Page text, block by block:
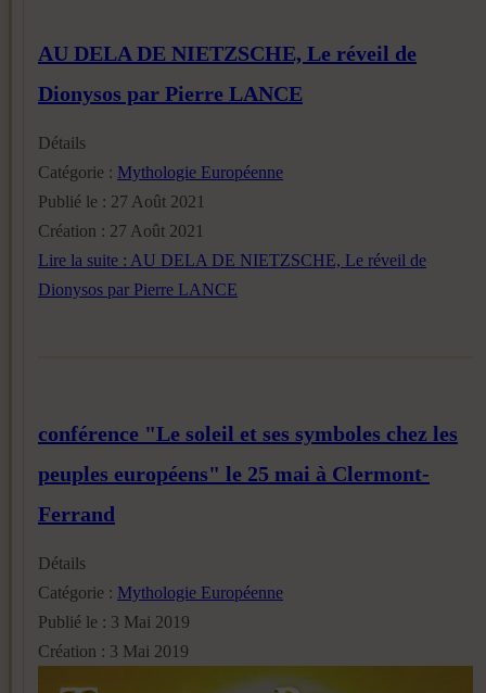
AU DELA DE NIETZSCHE, Le réveil de
Dionysos par Pierre LANCE
Détails
Catégorie : Mythologie Européenne
Publié le : 27 Août 2021
Création : 27 Août 2021
Lire la suite : AU DELA DE NIETZSCHE, Le réveil de
Dionysos par Pierre LANCE
conférence "Le soleil et ses symboles chez les
peuples européens" le 25 mai à Clermont-
Ferrand
Détails
Catégorie : Mythologie Européenne
Publié le : 3 Mai 2019
Création : 3 Mai 2019